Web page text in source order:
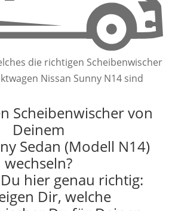
die richtigen Scheibenwischer
Nissan Sunny N14 sind
Scheibenwischer von
Deinem
Sedan (Modell N14)
wechseln?
hier genau richtig:
Dir, welche